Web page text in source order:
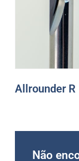
Allrounder R
Não